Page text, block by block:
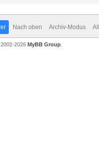
Nach oben Archiv-Modus
2002-2026 MyBB Group